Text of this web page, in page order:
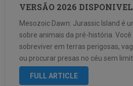
VERSÃO 2026
Mesozoic Dawn: Jurassic Island é
sobre animais da pré-história.
sobreviver em terras perigosas,
ou procurar presas no céu sem
ninguém nem faça barulho com
FULL ARTICLE